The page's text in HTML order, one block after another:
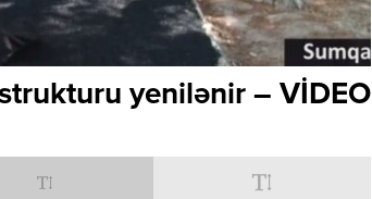
yenilənir – VİDEO